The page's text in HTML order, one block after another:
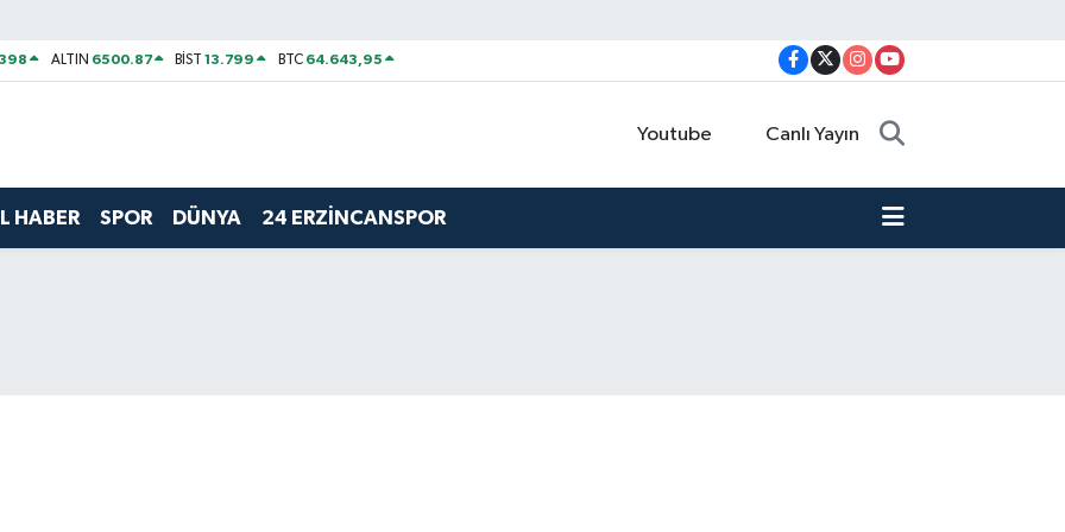
ALTIN 6500.87 BİST13.799 BTC 64.643,95
Youtube Canlı Yayın
HABER SPOR DÜNYA 24 ERZİNCANSPOR